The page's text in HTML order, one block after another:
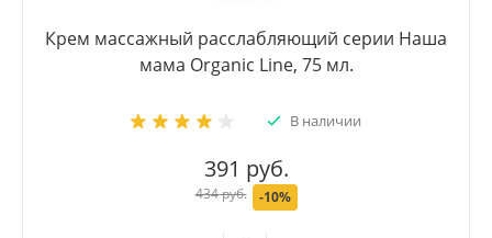
Крем массажный расслабляющий серии Наша
мама Organic Line, 75 мл.
В наличии
391 руб.
434 руб. -10%